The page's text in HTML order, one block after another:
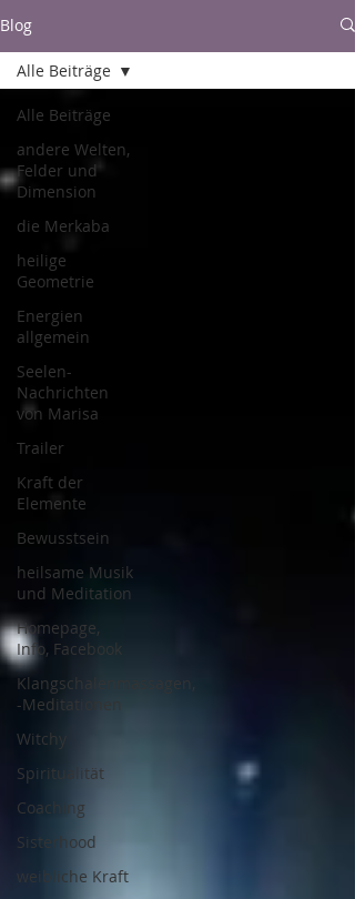
Blog
Alle Beiträge
andere Welten,
Felder und
Dimension
die Merkaba
heilige
Geometrie
Energien
allgemein
Seelen-
Nachrichten
von Marisa
Trailer
Kraft der
Elemente
Bewusstsein
heilsame Musik
und Meditation
Homepage,
Info, Facebook
Klangschalenmassagen,
-Meditationen
Witchy
Spiritualität
Coaching
Sisterhood
weibliche Kraft
Alle Beiträge